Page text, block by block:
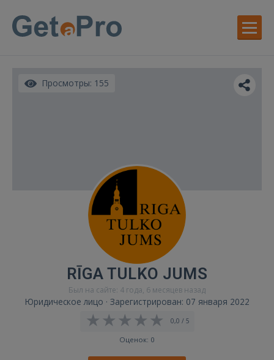
Просмотры: 155
RĪGA TULKO JUMS
Был на сайте: 4 года, 6 месяцев назад
Юридическое лицо · Зарегистрирован: 07 января 2022
0,0 / 5
Оценок: 0